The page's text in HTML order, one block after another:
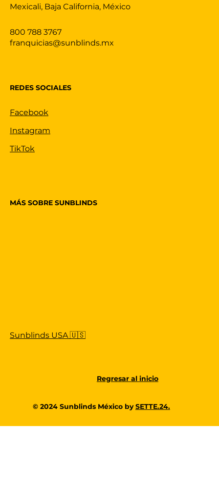
800 788 3767
franquicias@sunblinds.mx
Mexicali, Baja California, México
REDES SOCIALES
Facebook
Instagram
TikTok
MÁS SOBRE SUNBLINDS
Sunblinds USA 🇺🇸
© 2024 Sunblinds México bySETTE.24.
Regresar al inicio